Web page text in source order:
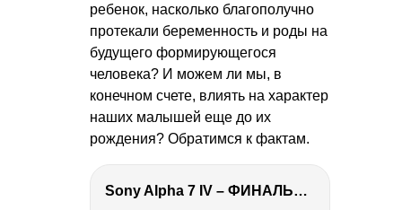
ребенок, насколько благополучно
протекали беременность и роды на
будущего формирующегося
человека? И можем ли мы, в
конечном счете, влиять на характер
наших малышей еще до их
рождения? Обратимся к фактам.
Sony Alpha 7 IV – ФИНАЛЬНЫЙ ОБЗОР